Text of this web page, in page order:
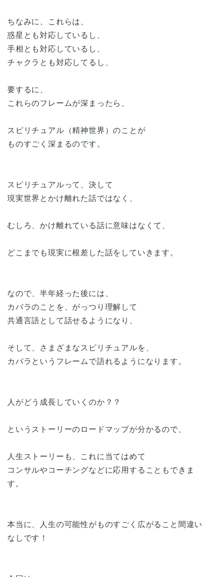
ちなみに、これらは、
惑星とも対応しているし、
手相とも対応しているし、
チャクラとも対応してるし、
要するに、
これらのフレームが深まったら、
スピリチュアル（精神世界）のことが
ものすごく深まるのです。
スピリチュアルって、決して
現実世界とかけ離れた話ではなく、
むしろ、かけ離れている話に意味はなくて、
どこまでも現実に根差した話をしていきます。
なので、半年経った後には、
カバラのことを、がっつり理解して
共通言語として話せるようになり、
そして、さまざまなスピリチュアルを、
カバラというフレームで語れるようになります。
人がどう成長していくのか？？
というストーリーのロードマップが分かるので、
人生ストーリーも、これに当てはめて
コンサルやコーチングなどに応用することもできま
す。
本当に、人生の可能性がものすごく広がること間違い
なしです！